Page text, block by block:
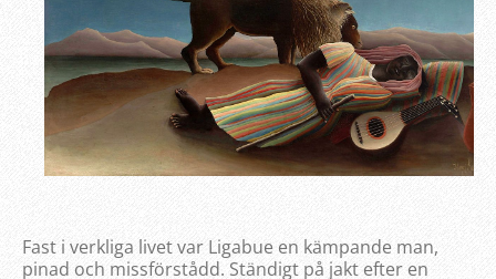
Fast i verkliga livet var Ligabue en kämpande man,
pinad och missförstådd. Ständigt på jakt efter en